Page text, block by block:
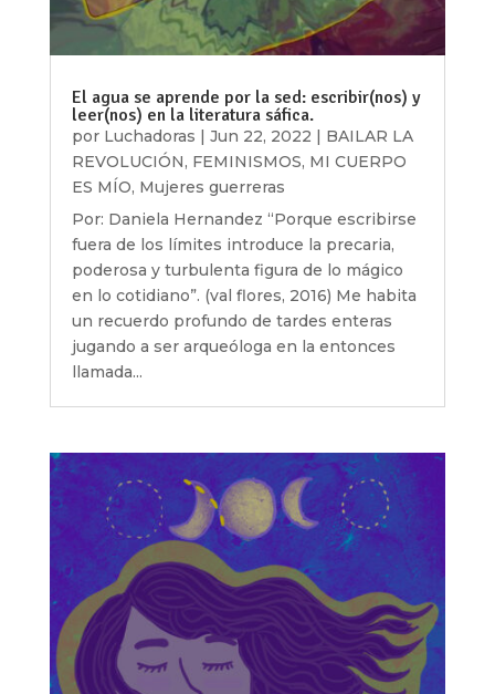
El agua se aprende por la sed: escribir(nos) y
leer(nos) en la literatura sáfica.
por Luchadoras | Jun 22, 2022 | BAILAR LA
REVOLUCIÓN, FEMINISMOS, MI CUERPO
ES MÍO, Mujeres guerreras
Por: Daniela Hernandez “Porque escribirse
fuera de los límites introduce la precaria,
poderosa y turbulenta figura de lo mágico
en lo cotidiano”. (val flores, 2016) Me habita
un recuerdo profundo de tardes enteras
jugando a ser arqueóloga en la entonces
llamada...